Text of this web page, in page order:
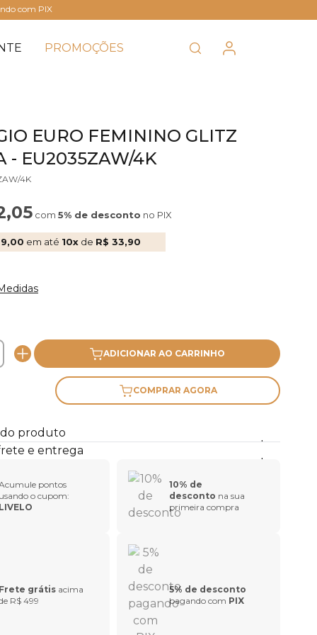
com PIX
PROMOÇÕES
EURO FEMININO GLITZ
- EU2035ZAW/4K
4K
com 5% de desconto no PIX
em até 10xde R$ 33,90
ADICIONAR AO CARRINHO
COMPRAR AGORA
produto
e entrega
pontos
o cupom:
10% de
desconto na sua
primeira compra
grátis acima
R$ 499
5% de desconto
pagando com PIX